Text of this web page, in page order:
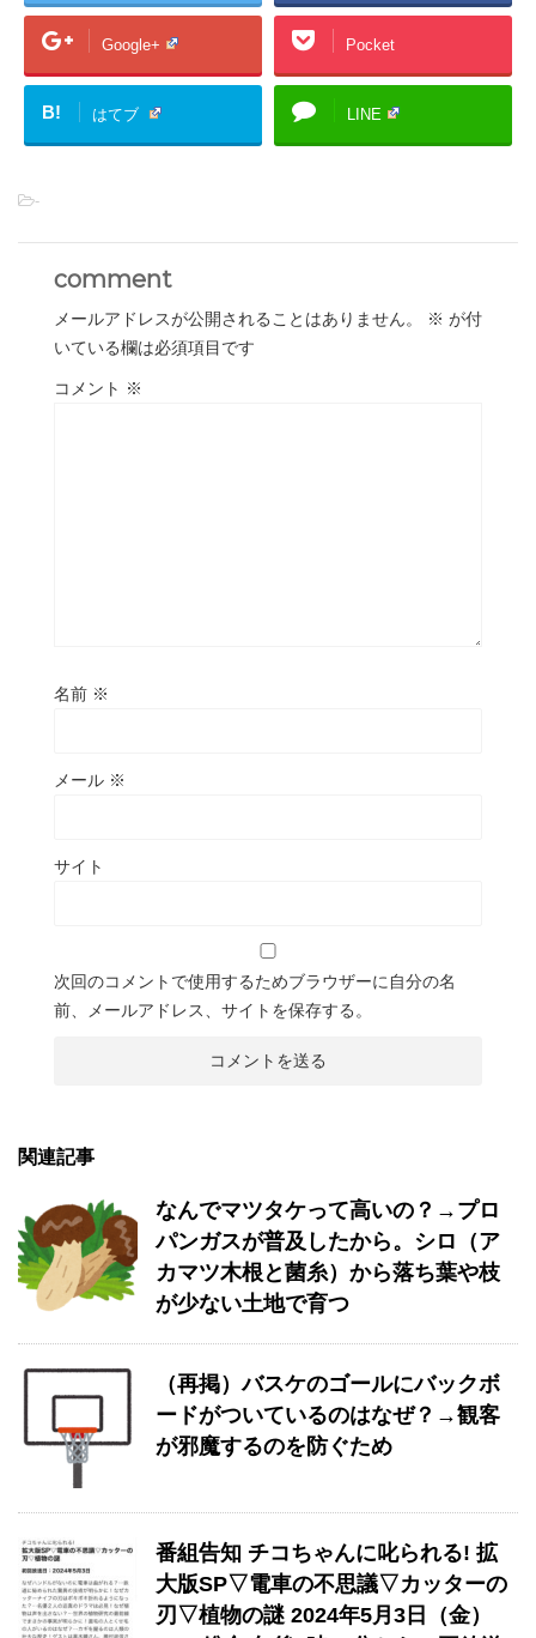
Google+ Pocket
B! はてブ LINE
-
comment
メールアドレスが公開されることはありません。 ※ が付
いている欄は必須項目です
コメント ※
名前 ※
メール ※
サイト
次回のコメントで使用するためブラウザーに自分の名
前、メールアドレス、サイトを保存する。
関連記事
なんでマツタケって高いの？→プロ
パンガスが普及したから。シロ（ア
カマツ木根と菌糸）から落ち葉や枝
が少ない土地で育つ
（再掲）バスケのゴールにバックボ
ードがついているのはなぜ？→観客
が邪魔するのを防ぐため
番組告知 チコちゃんに叱られる! 拡
大版SP▽電車の不思議▽カッターの
刃▽植物の謎 2024年5月3日（金）